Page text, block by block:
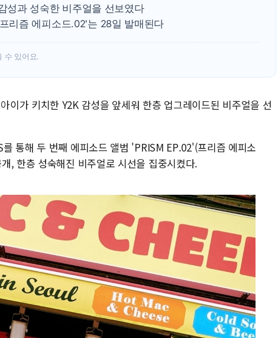
사우디·튀르키예·파키스탄, '공동방위협
성과 성숙한 비주얼을 선보였다
리즘 에피소드.02'는 28일 발매된다
수 있어요.
이가 키치한 Y2K 감성을 앞세워 한층 업그레이드된 비주얼을 선
통해 두 번째 에피소드 앨범 'PRISM EP.02'(프리즘 에피소
, 한층 성숙해진 비주얼로 시선을 집중시켰다.